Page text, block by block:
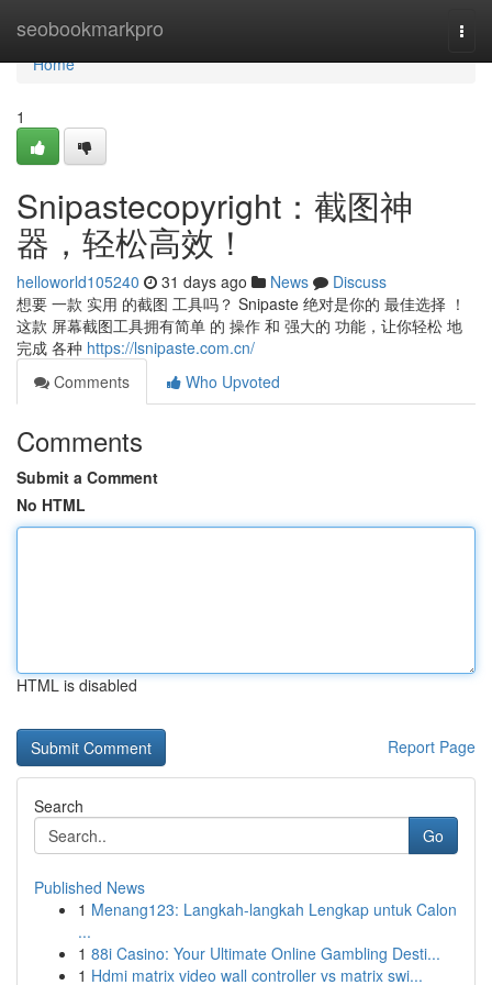
seobookmarkpro
Home
Home
1
Snipastecopyright：截图神
器，轻松高效！
helloworld105240 31 days ago News
Discuss
想要 一款 实用 的截图 工具吗？ Snipaste 绝对是你的 最佳选择 ！
这款 屏幕截图工具拥有简单 的 操作 和 强大的 功能，让你轻松 地
完成 各种 https://lsnipaste.com.cn/
Comments
Who Upvoted
Comments
Submit a Comment
No HTML
HTML is disabled
Report Page
Search
Go
Published News
1 Menang123: Langkah-langkah Lengkap untuk Calon
...
1 88i Casino: Your Ultimate Online Gambling Desti...
1 Hdmi matrix video wall controller vs matrix swi...